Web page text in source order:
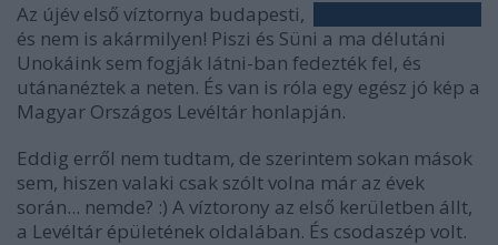
Az újév első víztornya budapesti,
és nem is akármilyen! Piszi és Süni a ma délutáni
Unokáink sem fogják látni-ban fedezték fel, és
utánanéztek a neten. És van is róla egy egész jó kép a
Magyar Országos Levéltár honlapján.
Eddig erről nem tudtam, de szerintem sokan mások
sem, hiszen valaki csak szólt volna már az évek
során... nemde? :) A víztorony az első kerületben állt,
a Levéltár épületének oldalában. És csodaszép volt.